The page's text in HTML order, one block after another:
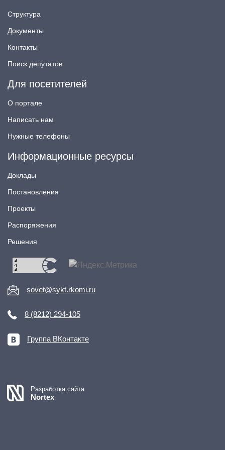
Структура
Документы
Контакты
Поиск депутатов
Для посетителей
О портале
Написать нам
Нужные телефоны
Информационные ресурсы
Доклады
Постановления
Проекты
Распоряжения
Решения
sovet@sykt.rkomi.ru
8 (8212) 294-105
Группа ВКонтакте
Разработка сайта
Nortex